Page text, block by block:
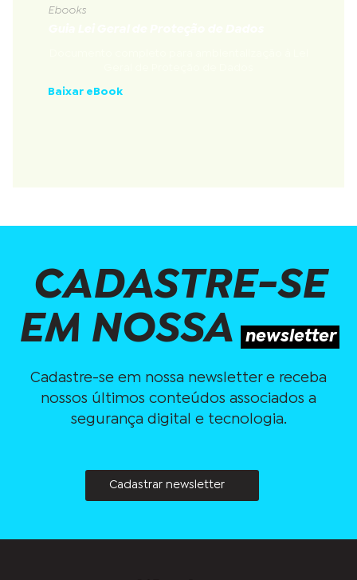
Ebooks
Baixar eBook
CADASTRE-SE
EM NOSSA newsletter
Cadastre-se em nossa newsletter e receba
nossos últimos conteúdos associados a
segurança digital e tecnologia.
Cadastrar newsletter